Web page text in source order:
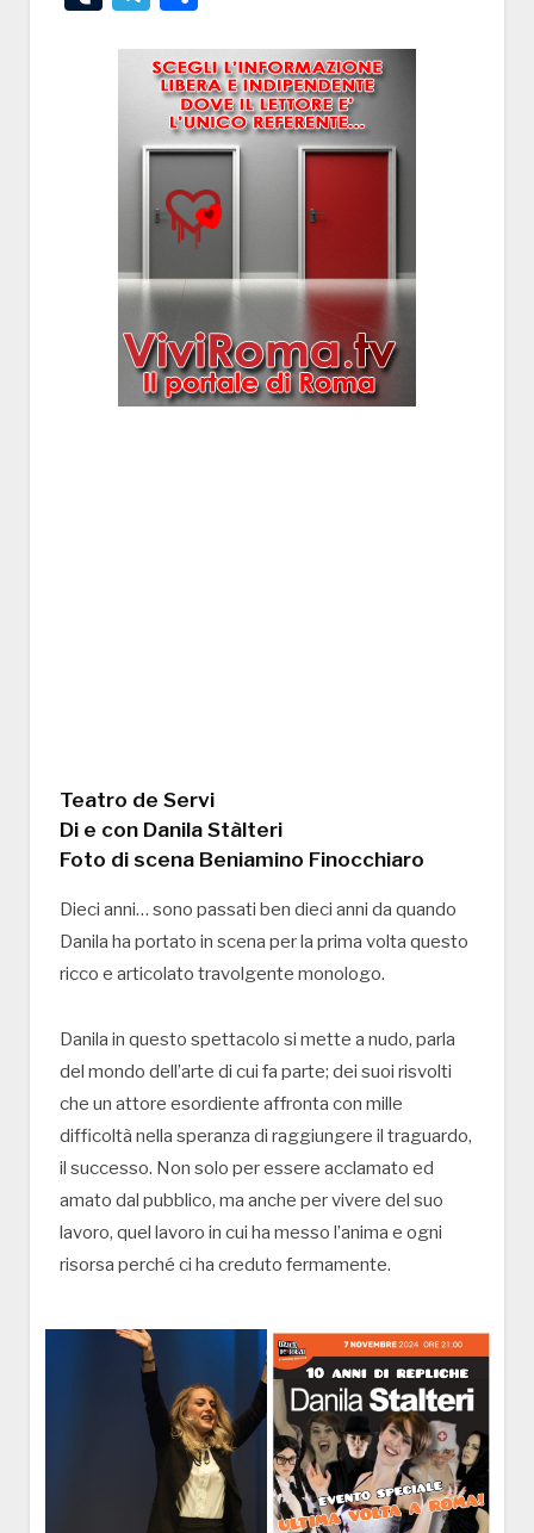
Teatro de Servi
Di e con Danila Stàlteri
Foto di scena Beniamino Finocchiaro
Dieci anni… sono passati ben dieci anni da quando
Danila ha portato in scena per la prima volta questo
ricco e articolato travolgente monologo.
Danila in questo spettacolo si mette a nudo, parla
del mondo dell’arte di cui fa parte; dei suoi risvolti
che un attore esordiente affronta con mille
difficoltà nella speranza di raggiungere il traguardo,
il successo. Non solo per essere acclamato ed
amato dal pubblico, ma anche per vivere del suo
lavoro, quel lavoro in cui ha messo l’anima e ogni
risorsa perché ci ha creduto fermamente.